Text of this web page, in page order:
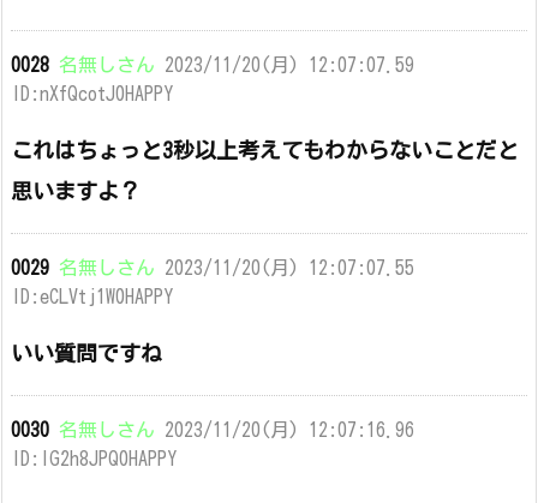
0028 名無しさん 2023/11/20(月) 12:07:07.59
ID:nXfQcotJ0HAPPY
これはちょっと3秒以上考えてもわからないことだと
思いますよ？
0029 名無しさん 2023/11/20(月) 12:07:07.55
ID:eCLVtj1W0HAPPY
いい質問ですね
0030 名無しさん 2023/11/20(月) 12:07:16.96
ID:lG2h8JPQ0HAPPY